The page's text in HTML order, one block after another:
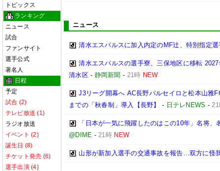
トピックス
ランキング
ニュース
試合
ファンサイト
選手公式
著名人
日程
予定
試合 (2)
テレビ放送 (1)
ラジオ放送
イベント (2)
誕生日 (8)
チケット発売 (6)
選手出演 (4)
ニュース
清水エスパルスに加入内定のMF辻、特別指定
清水エスパルスの選手寮、三保地区に移転
清水区- 静岡新聞 - 21時 NEW
J3リーグ開幕へ AC長野パルセイロと松本山雅
までの「秋春制」導入【長野】
- 日テレNEWS -
「日本が一気に飛躍したのはこの10年」名将
@DIME -21時 NEW
山形が新加入選手の交通事故を報告…双方に怪